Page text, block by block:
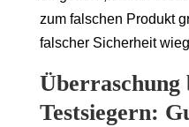
zum falschen Produkt
falscher Sicherheit
Überraschung
Testsiegern: